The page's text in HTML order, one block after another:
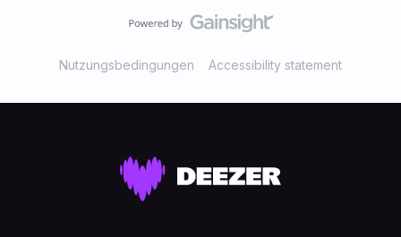
MEIN bestehendes deezer Konto verwendet die ich
laut App. Die Konto Verwaltung funktioniert aktuell in der
App leider nicht. Ich sehe nur aktuelles Abo "premium"
Nutzungsbedingungen Accessibility statement